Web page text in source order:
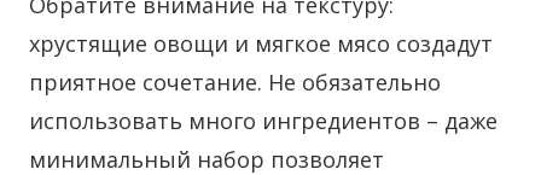
хрустящие овощи и мягкое мясо создадут
приятное сочетание. Не обязательно
использовать много ингредиентов – даже
минимальный набор позволяет